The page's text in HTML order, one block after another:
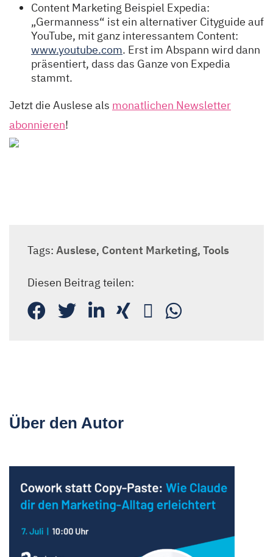
Content Marketing Beispiel Expedia:
„Germanness“ ist ein alternativer Cityguide auf
YouTube, mit ganz interessantem Content:
www.youtube.com. Erst im Abspann wird dann
präsentiert, dass das Ganze von Expedia
stammt.
Jetzt die Auslese als monatlichen Newsletter
abonnieren!
Tags: Auslese, Content Marketing, Tools
Diesen Beitrag teilen:
Über den Autor